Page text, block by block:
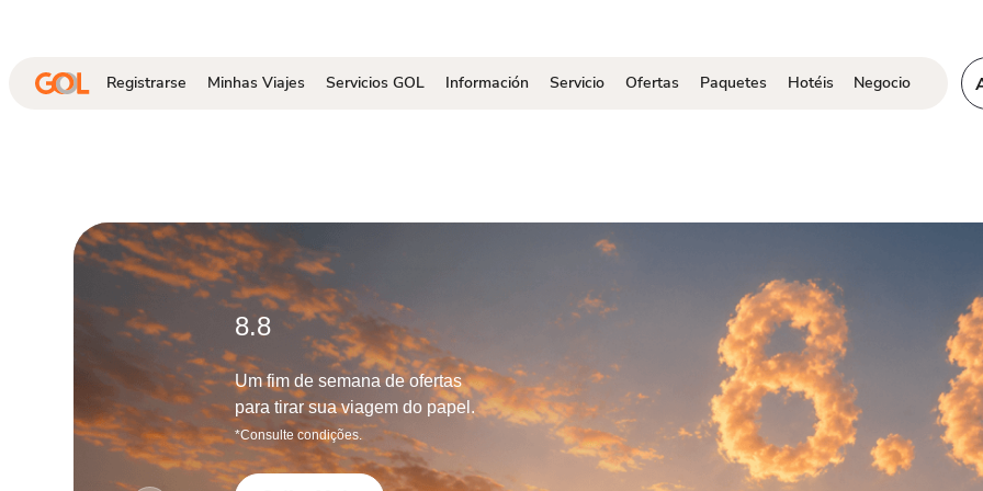
Registrarse Minhas Viajes Servicios GOL Información Servicio Ofertas Paquetes Hotéis Negocio
8.8
Um fim de semana de ofertas
para tirar sua viagem do papel.
*Consulte condições.